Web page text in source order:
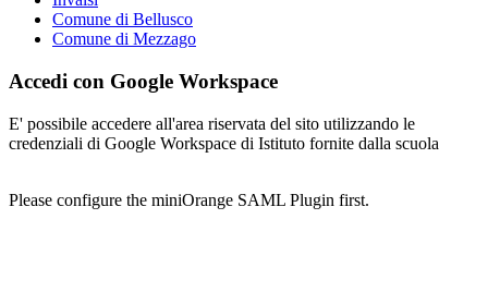
Comune di Bellusco
Comune di Mezzago
Accedi con Google Workspace
E' possibile accedere all'area riservata del sito utilizzando le
credenziali di Google Workspace di Istituto fornite dalla scuola
Please configure the miniOrange SAML Plugin first.